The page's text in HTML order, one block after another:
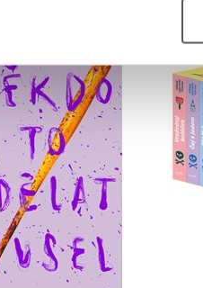
to udělat musel
Velikovsky
Do košíku
499 Kč
399 Kč